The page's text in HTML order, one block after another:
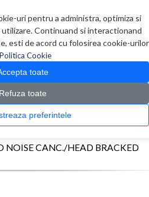
uri pentru a administra, optimiza si
Continuand si interactionand
esti de acord cu folosirea cookie-urilor
Politica Cookie
toate
Refuza toate
Administreaza preferintele
0 produs(e)
Casti JABRA BIZ 2300 DUO NOISE CANC./HEAD
NOISE CANC./HEAD BRACKED